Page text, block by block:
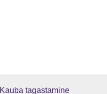
Kauba tagastamine